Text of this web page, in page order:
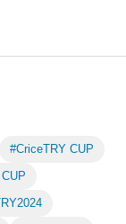
#CriceTRY CUP